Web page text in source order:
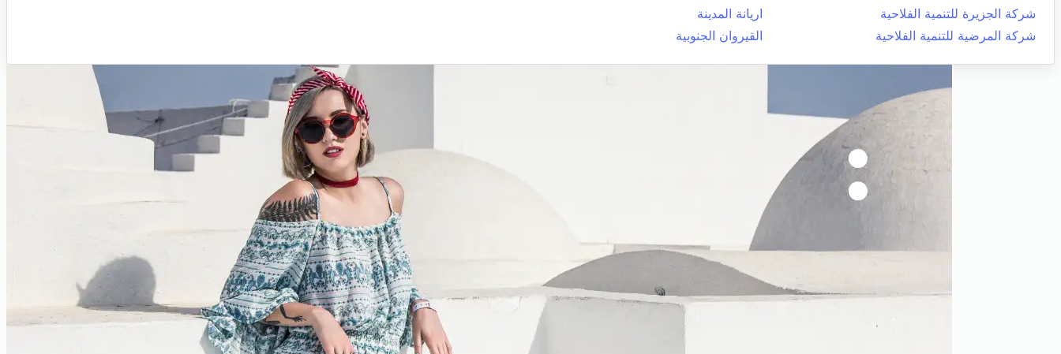
شركة الجزيرة للتنمية الفلاحية
اريانة المدينة
شركة المرضية للتنمية الفلاحية
القيروان الجنوبية